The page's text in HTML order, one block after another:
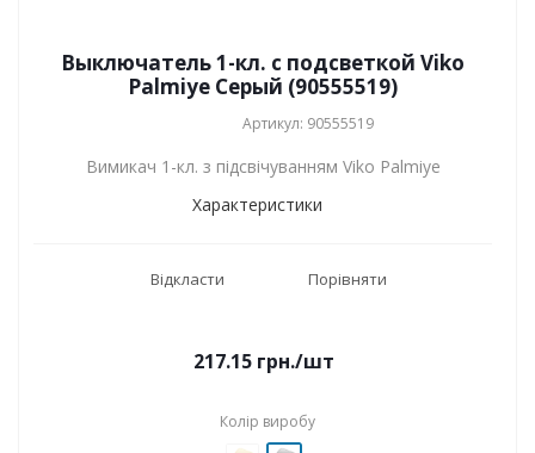
Выключатель 1-кл. с подсветкой Viko
Palmiye Серый (90555519)
Артикул: 90555519
Вимикач 1-кл. з підсвічуванням Viko Palmiye
Характеристики
Відкласти Порівняти
217.15грн./шт
Колір виробу